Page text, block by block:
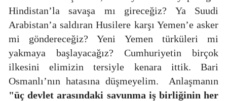
Hindistan’la savaşa mı gireceğiz? Ya Suudi
Arabistan’a saldıran Husilere karşı Yemen’e asker
mi göndereceğiz? Yeni Yemen türküleri mi
yakmaya başlayacağız? Cumhuriyetin birçok
ilkesini elimizin tersiyle kenara ittik. Bari
Osmanlı’nın hatasına düşmeyelim.
Anlaşmanın
"üç devlet arasındaki savunma iş birliğinin her